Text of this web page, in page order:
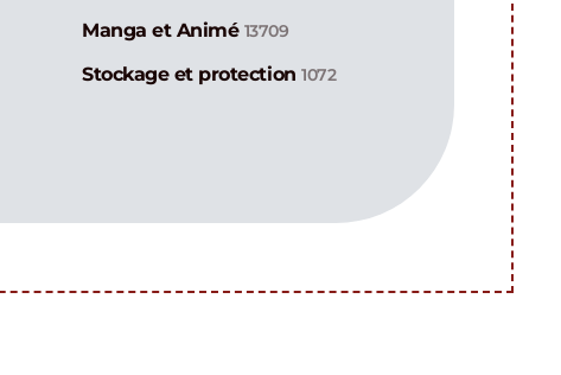
Manga et Animé 13709
Stockage et protection1072